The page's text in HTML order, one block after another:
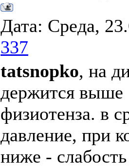
Дата: Среда,
337
tatsnopko, на
держится выше
физиотенза. в
давление, при
ниже -